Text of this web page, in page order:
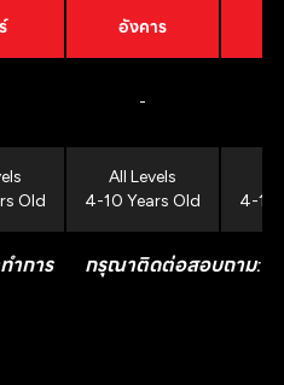
อังคาร
-
Old
All Levels
4-10 Years Old
4-10
ทำการ กรุณาติดต่อสอบถาม: